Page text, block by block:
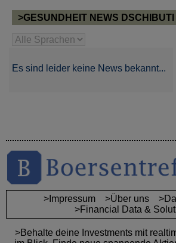
>GESUNDHEIT NEWS DSCHIBUTI
Es sind leider keine News bekannt...
>Impressum >Über uns
>Financial Data &
>Behalte deine Investments mit